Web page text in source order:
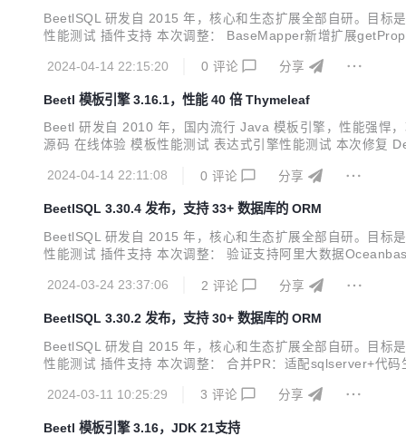
BeetlSQL 研发自 2015 年，核心和生态扩展全部自研。目标
性能测试 插件支持 本次调整： BaseMapper新增扩展getProperty
2024-04-14 22:15:20
0 评论 分享
Beetl 模板引擎 3.16.1，性能 40 倍 Thymeleaf
Beetl 研发自 2010 年，国内流行 Java 模板引擎，性能强悍
源码 在线体验 模板性能测试 表达式引擎性能测试 本次修复
2024-04-14 22:11:08 0 评论 分享
BeetlSQL 3.30.4 发布，支持 33+ 数据库的 ORM
BeetlSQL 研发自 2015 年，核心和生态扩展全部自研。目标
性能测试 插件支持 本次调整： 验证支持阿里大数据
2024-03-24 23:37:06
2 评论 分享
BeetlSQL 3.30.2 发布，支持 30+ 数据库的 ORM
BeetlSQL 研发自 2015 年，核心和生态扩展全部自研。目标
性能测试 插件支持 本次调整： 合并PR：适配sqlserver+代
2024-03-11 10:25:29
3 评论 分享
Beetl 模板引擎 3.16，JDK 21支持